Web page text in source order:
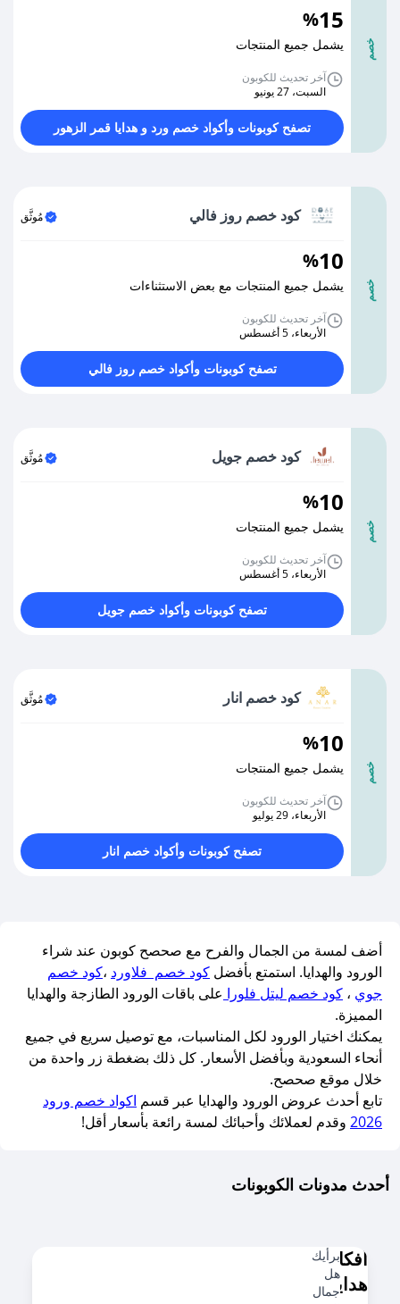
خصم
15
%
يشمل جميع المنتجات
آخر تحديث للكوبون
السبت، 27 يونيو
تصفح كوبونات وأكواد خصم ورد و هدايا قمر الزهور
خصم
كود خصم روز فالي مُوثَّق
10
%
يشمل جميع المنتجات مع بعض الاستثناءات
آخر تحديث للكوبون
الأربعاء، 5 أغسطس
تصفح كوبونات وأكواد خصم روز فالي
خصم
كود خصم جويل مُوثَّق
10
%
يشمل جميع المنتجات
آخر تحديث للكوبون
الأربعاء، 5 أغسطس
تصفح كوبونات وأكواد خصم جويل
خصم
كود خصم انار مُوثَّق
10
%
يشمل جميع المنتجات
آخر تحديث للكوبون
الأربعاء، 29 يوليو
تصفح كوبونات وأكواد خصم انار
أضف لمسة من الجمال والفرح مع صحصح كوبون عند شراء
الورود والهدايا. استمتع بأفضل كود خصم فلاورد ،كود خصم
جوي ، كود خصم ليتل فلورا على باقات الورود الطازجة والهدايا
المميزة.
يمكنك اختيار الورود لكل المناسبات، مع توصيل سريع في جميع
أنحاء السعودية وبأفضل الأسعار. كل ذلك بضغطة زر واحدة من
خلال موقع صحصح.
تابع أحدث عروض الورود والهدايا عبر قسم اكواد خصم ورود
2026 وقدم لعملائك وأحبائك لمسة رائعة بأسعار أقل!
أحدث مدونات الكوبونات
أفكار
هدايا
برأيك
هل
جمال